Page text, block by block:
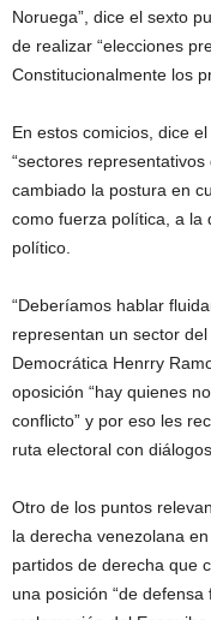
Noruega”, dice el sexto
de realizar “elecciones
Constitucionalmente los
En estos comicios, dice
“sectores
cambiado la postura en
como fuerza política, a la
político.
“Deberíamos hablar
representan un sector
Democrática Henrry
oposición “hay quienes
conflicto” y por eso les
ruta electoral con
Otro de los puntos
la derecha venezolana
partidos de derecha que
una posición “de